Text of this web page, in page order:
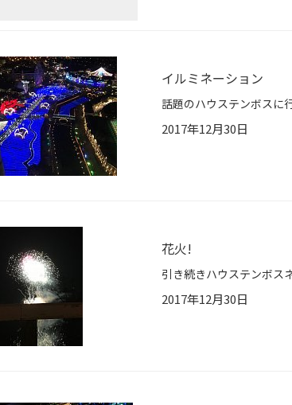
イルミネーション
2017年12月30日
花火!
2017年12月30日